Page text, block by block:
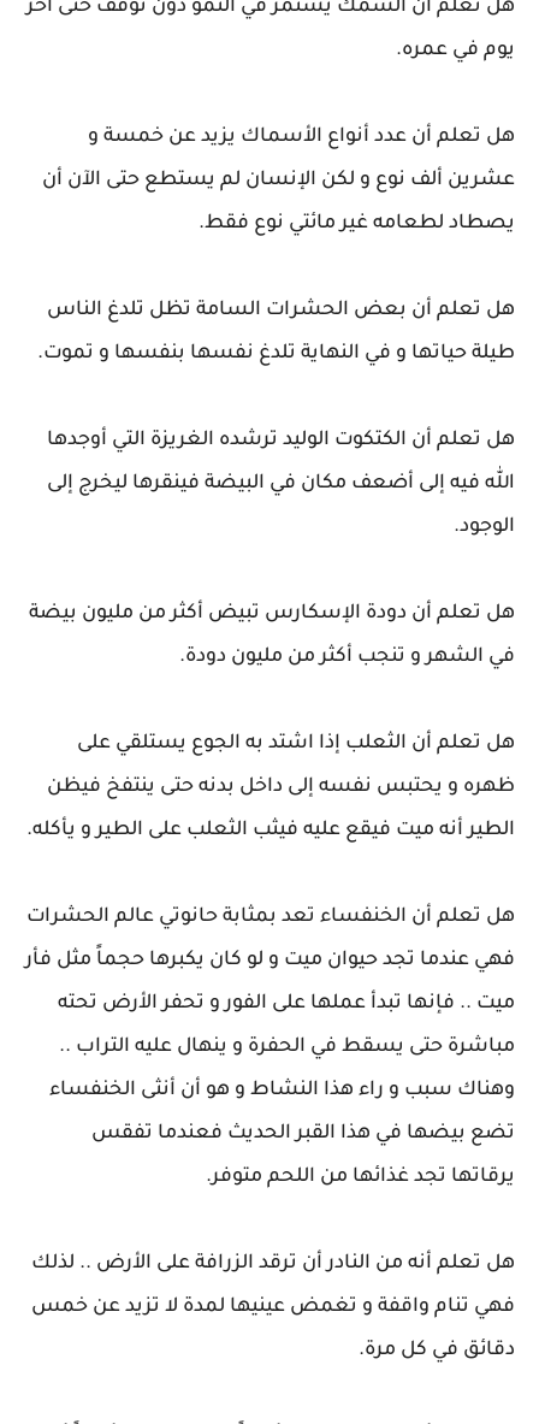
هل تعلم أن السمك يستمر في النمو دون توقف حتى آخر
يوم في عمره.
هل تعلم أن عدد أنواع الأسماك يزيد عن خمسة و
عشرين ألف نوع و لكن الإنسان لم يستطع حتى الآن أن
يصطاد لطعامه غير مائتي نوع فقط.
هل تعلم أن بعض الحشرات السامة تظل تلدغ الناس
طيلة حياتها و في النهاية تلدغ نفسها بنفسها و تموت.
هل تعلم أن الكتكوت الوليد ترشده الغريزة التي أوجدها
الله فيه إلى أضعف مكان في البيضة فينقرها ليخرج إلى
الوجود.
هل تعلم أن دودة الإسكارس تبيض أكثر من مليون بيضة
في الشهر و تنجب أكثر من مليون دودة.
هل تعلم أن الثعلب إذا اشتد به الجوع يستلقي على
ظهره و يحتبس نفسه إلى داخل بدنه حتى ينتفخ فيظن
الطير أنه ميت فيقع عليه فيثب الثعلب على الطير و يأكله.
هل تعلم أن الخنفساء تعد بمثابة حانوتي عالم الحشرات
فهي عندما تجد حيوان ميت و لو كان يكبرها حجماً مثل فأر
ميت .. فإنها تبدأ عملها على الفور و تحفر الأرض تحته
مباشرة حتى يسقط في الحفرة و ينهال عليه التراب ..
وهناك سبب و راء هذا النشاط و هو أن أنثى الخنفساء
تضع بيضها في هذا القبر الحديث فعندما تفقس
يرقاتها تجد غذائها من اللحم متوفر.
هل تعلم أنه من النادر أن ترقد الزرافة على الأرض .. لذلك
فهي تنام واقفة و تغمض عينيها لمدة لا تزيد عن خمس
دقائق في كل مرة.